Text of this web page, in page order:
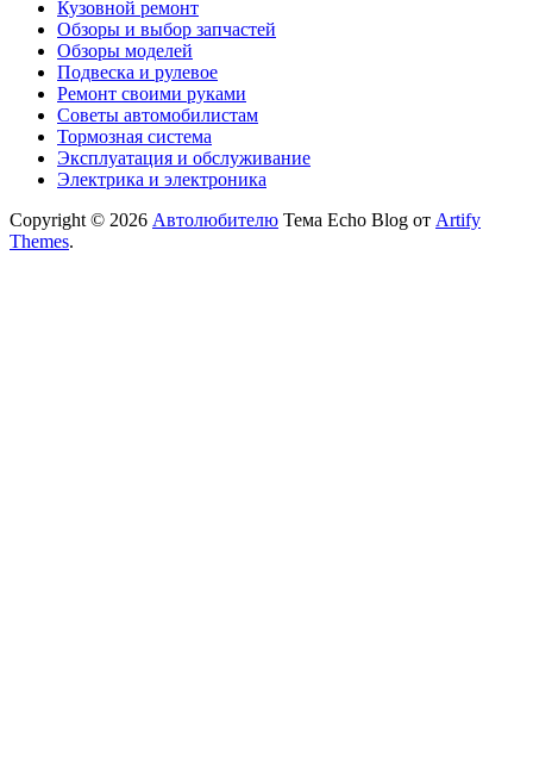
Кузовной ремонт
Обзоры и выбор запчастей
Обзоры моделей
Подвеска и рулевое
Ремонт своими руками
Советы автомобилистам
Тормозная система
Эксплуатация и обслуживание
Электрика и электроника
Copyright © 2026 Автолюбителю Тема Echo Blog от Artify
Themes.